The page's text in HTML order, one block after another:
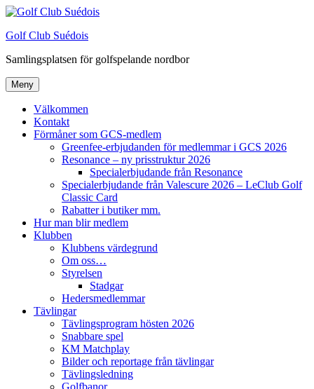
Hoppa
innehåll
Golf Club Suédois
Samlingsplatsen för golfspelande nordbor
Meny
Välkommen
Kontakt
Förmåner som GCS-medlem
Greenfee-erbjudanden för medlemmar i GCS 2026
Resonance – ny prisstruktur 2026
Specialerbjudande från Resonance
Specialerbjudande från Valescure 2026 – LeClub Golf
Classic Card
Rabatter i butiker mm.
Hur man blir medlem
Klubben
Klubbens värdegrund
Om oss…
Styrelsen
Stadgar
Hedersmedlemmar
Tävlingar
Tävlingsprogram hösten 2026
Snabbare spel
KM Matchplay
Bilder och reportage från tävlingar
Tävlingsledning
Golfbanor